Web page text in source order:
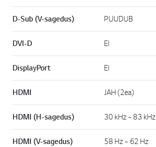
D-Sub (V-sagedus) PUUDUB
DVI-D EI
DisplayPort EI
HDMI JAH (2ea)
HDMI (H-sagedus) 30 kHz ~ 83 kHz
HDMI (V-sagedus) 58 Hz ~ 62 Hz